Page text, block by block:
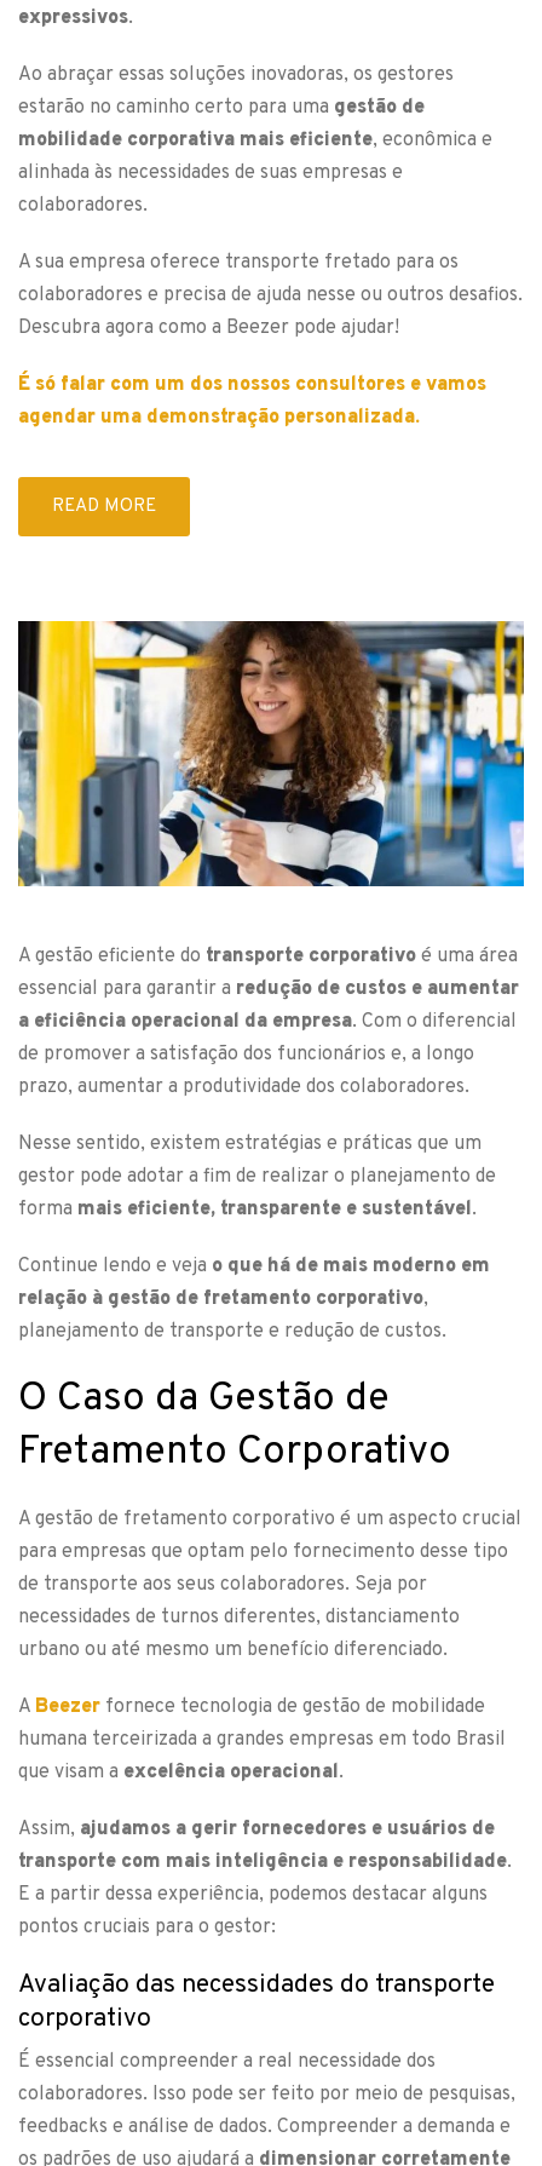
expressivos.
Ao abraçar essas soluções inovadoras, os gestores
estarão no caminho certo para uma gestão de
mobilidade corporativa mais eficiente, econômica e
alinhada às necessidades de suas empresas e
colaboradores.
A sua empresa oferece transporte fretado para os
colaboradores e precisa de ajuda nesse ou outros desafios.
Descubra agora como a Beezer pode ajudar!
É só falar com um dos nossos consultores e vamos
agendar uma demonstração personalizada.
READ MORE
A gestão eficiente do transporte corporativo é uma área
essencial para garantir a redução de custos e aumentar
a eficiência operacional da empresa. Com o diferencial
de promover a satisfação dos funcionários e, a longo
prazo, aumentar a produtividade dos colaboradores.
Nesse sentido, existem estratégias e práticas que um
gestor pode adotar a fim de realizar o planejamento de
forma mais eficiente, transparente e sustentável.
Continue lendo e veja o que há de mais moderno em
relação à gestão de fretamento corporativo,
planejamento de transporte e redução de custos.
O Caso da Gestão de
Fretamento Corporativo
A gestão de fretamento corporativo é um aspecto crucial
para empresas que optam pelo fornecimento desse tipo
de transporte aos seus colaboradores. Seja por
necessidades de turnos diferentes, distanciamento
urbano ou até mesmo um benefício diferenciado.
A Beezer fornece tecnologia de gestão de mobilidade
humana terceirizada a grandes empresas em todo Brasil
que visam a excelência operacional.
Assim, ajudamos a gerir fornecedores e usuários de
transporte com mais inteligência e responsabilidade.
E a partir dessa experiência, podemos destacar alguns
pontos cruciais para o gestor:
Avaliação das necessidades do transporte
corporativo
É essencial compreender a real necessidade dos
colaboradores. Isso pode ser feito por meio de pesquisas,
feedbacks e análise de dados. Compreender a demanda e
os padrões de uso ajudará a dimensionar corretamente